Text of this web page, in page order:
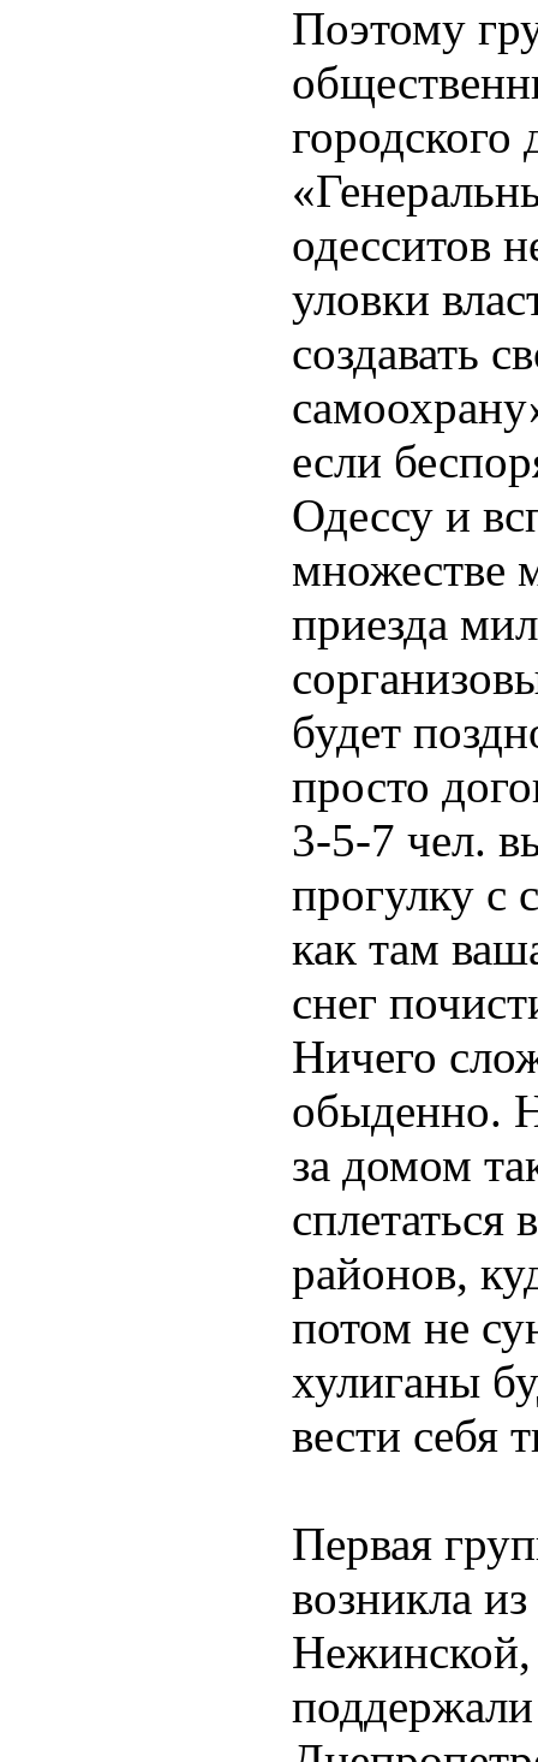
Поэтому
городского
одесситов
уловки
создавать
если
Одессу и
множестве
приезда
будет
просто
3-5-7 чел.
прогулку с
как там
снег
Ничего
обыденно.
за домом
сплетаться
районов,
потом не
хулиганы
вести себя
Первая
возникла
Нежинской,